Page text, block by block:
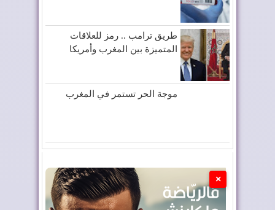
طريق ترامب .. رمز للعلاقات
المتميزة بين المغرب وأمريكا
موجة الحر تستمر في المغرب
×